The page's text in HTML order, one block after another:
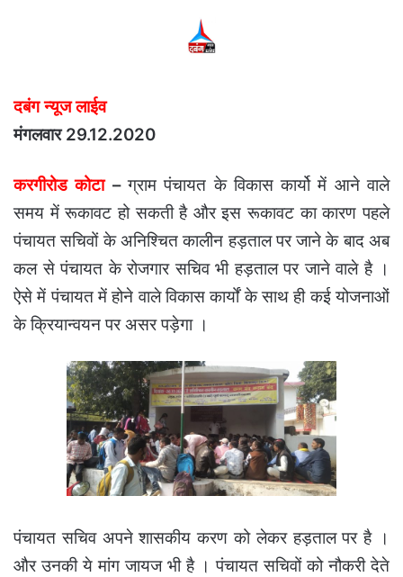
दबंग न्यूज लाईव
मंगलवार 29.12.2020
करगीरोड कोटा–ग्राम पंचायत के विकास कार्यो में आने वाले
समय में रूकावट हो सकती है और इस रूकावट का कारण पहले
पंचायत सचिवों के अनिश्चित कालीन हड़ताल पर जाने के बाद अब
कल से पंचायत के रोजगार सचिव भी हड़ताल पर जाने वाले है ।
ऐसे में पंचायत में होने वाले विकास कार्यों के साथ ही कई योजनाओं
के क्रियान्वयन पर असर पड़ेगा ।
पंचायत सचिव अपने शासकीय करण को लेकर हड़ताल पर है ।
और उनकी ये मांग जायज भी है । पंचायत सचिवों को नौकरी देते